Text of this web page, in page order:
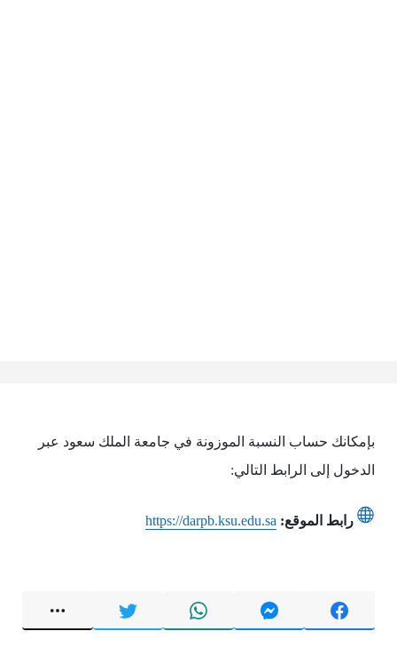
بإمكانك حساب النسبة الموزونة في جامعة الملك سعود عبر
الدخول إلى الرابط التالي:
رابط الموقع: https://darpb.ksu.edu.sa